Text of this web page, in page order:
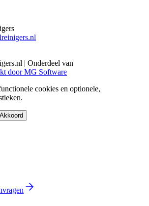
| Onderdeel van
door MG Software
cookies en optionele,
Akkoord